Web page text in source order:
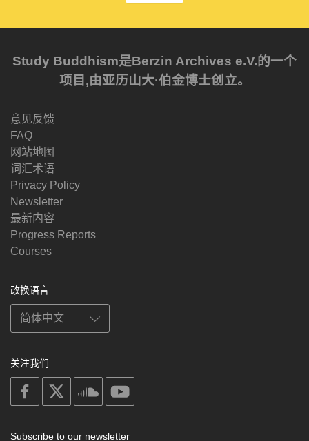
Study Buddhism是Berzin Archives e.V.的一个
项目,由亚历山大·伯金博士创立。
意见反馈
FAQ
网站地图
词汇术语
Privacy Policy
Newsletter
最新内容
Progress Reports
Courses
改换语言
关注我们
on
facebook
soundcloud
Subscribe to our newsletter